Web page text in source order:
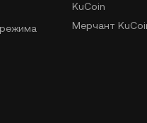
KuCoin
Мерчант